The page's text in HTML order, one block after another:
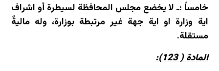
خامساً :ـ لا يخضع مجلس المحافظة لسيطرة أو اشراف
اية وزارة او اية جهة غير مرتبطة بوزارة، وله ماليةٌ
مستقلة.
المادة ( 123):